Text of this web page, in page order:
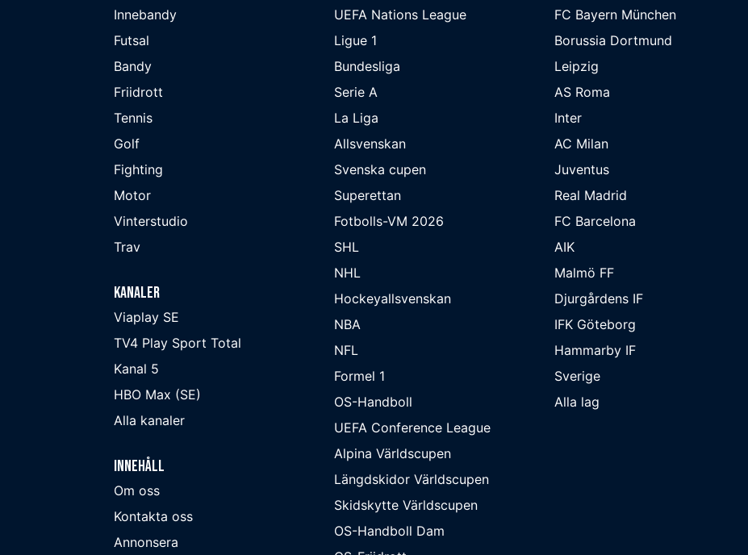
Innebandy
Futsal
Bandy
Friidrott
Tennis
Golf
Fighting
Motor
Vinterstudio
Trav
Kanaler
Viaplay SE
TV4 Play Sport Total
Kanal 5
HBO Max (SE)
Alla kanaler
Innehåll
Om oss
Kontakta oss
Annonsera
UEFA Nations League
Ligue 1
Bundesliga
Serie A
La Liga
Allsvenskan
Svenska cupen
Superettan
Fotbolls-VM 2026
SHL
NHL
Hockeyallsvenskan
NBA
NFL
Formel 1
OS-Handboll
UEFA Conference League
Alpina Världscupen
Längdskidor Världscupen
Skidskytte Världscupen
OS-Handboll Dam
FC Bayern München
Borussia Dortmund
Leipzig
AS Roma
Inter
AC Milan
Juventus
Real Madrid
FC Barcelona
AIK
Malmö FF
Djurgårdens IF
IFK Göteborg
Hammarby IF
Sverige
Alla lag